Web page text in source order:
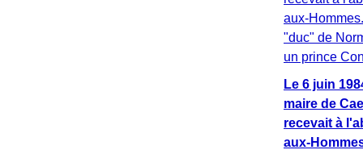
Le 6 juin
maire de
recevait à
aux-